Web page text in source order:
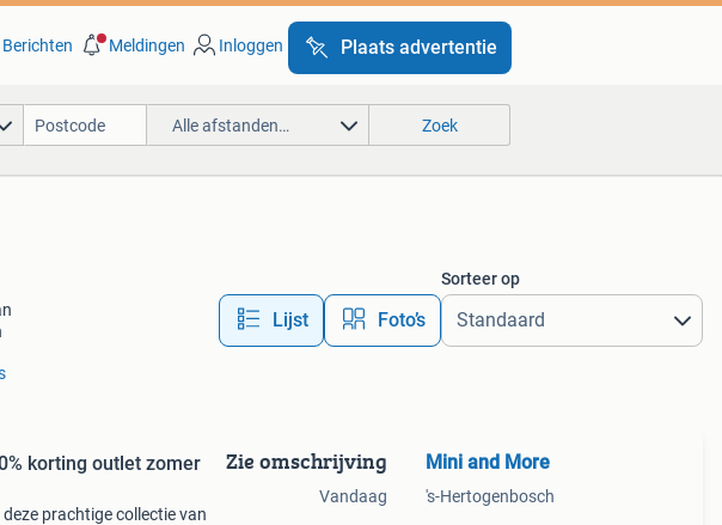
Berichten Meldingen Inloggen Plaats advertentie
Alle afstanden… Zoek
Lijst Foto’s
Sorteer op
korting outlet zomer
prachtige collectie van
Zie omschrijving
Vandaag
Mini and More
's-Hertogenbosch